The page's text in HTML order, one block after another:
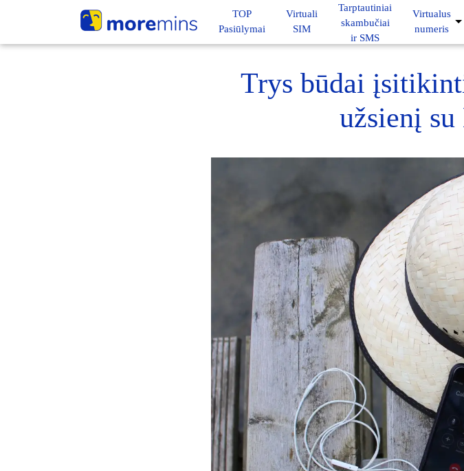
TOP
Pasiūlymai
Virtuali
SIM
Tarptautiniai
skambučiai
ir SMS
Virtualus
numeris
Trys būdai
užsienį